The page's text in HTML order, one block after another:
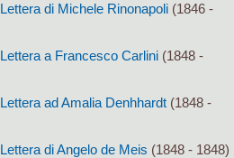
Lettera di Michele Rinonapoli (1846 -
Lettera a Francesco Carlini (1848 -
Lettera ad Amalia Denhhardt (1848 -
Lettera di Angelo de Meis (1848 - 1848)